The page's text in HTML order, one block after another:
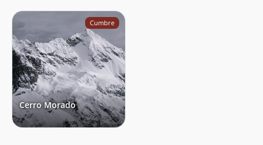
Cumbre
Cerro Morado